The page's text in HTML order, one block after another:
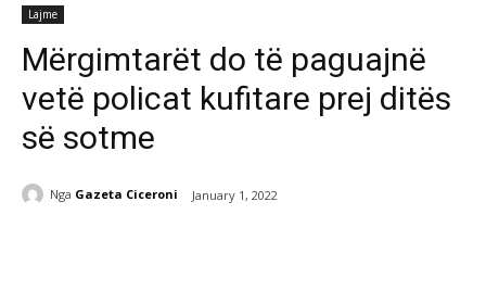
Lajme
Mërgimtarët do të paguajnë
vetë policat kufitare prej ditës
së sotme
Nga Gazeta Ciceroni January 1, 2022